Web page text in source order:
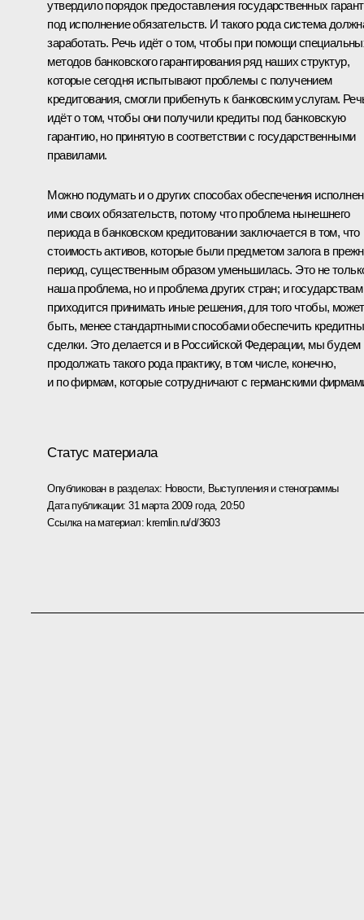
утвердило порядок предоставления государственных
под исполнение обязательств. И такого рода система
заработать. Речь идёт о том, чтобы при помощи
методов банковского гарантирования ряд наших структур,
которые сегодня испытывают проблемы с получением
кредитования, смогли прибегнуть к банковским услугам.
идёт о том, чтобы они получили кредиты под банковскую
гарантию, но принятую в соответствии с государственными
правилами.
Можно подумать и о других способах обеспечения
ими своих обязательств, потому что проблема нынешнего
периода в банковском кредитовании заключается в том, что
стоимость активов, которые были предметом залога в
период, существенным образом уменьшилась. Это не
наша проблема, но и проблема других стран; и государствам
приходится принимать иные решения, для того чтобы, может
быть, менее стандартными способами обеспечить
сделки. Это делается и в Российской Федерации, мы будем
продолжать такого рода практику, в том числе, конечно,
и по фирмам, которые сотрудничают с германскими
Статус материала
Опубликован в разделах: Новости, Выступления и стенограммы
Дата публикации:31 марта 2009 года, 20:50
Ссылка на материал: kremlin.ru/d/3603